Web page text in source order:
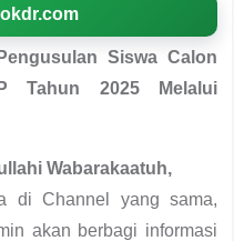
Siswa Calon
Tahun 2025 Melalui
Wabarakaatuh,
di Channel yang sama,
akan berbagi informasi